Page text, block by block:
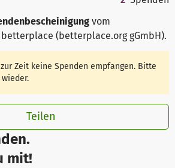
mit!
vom
betterplace (betterplace.org gGmbH).
Zeit keine Spenden empfangen. Bitte
Teilen